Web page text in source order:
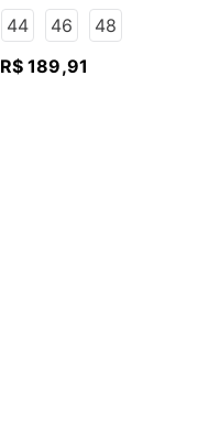
44 46 48
R$ 189,91